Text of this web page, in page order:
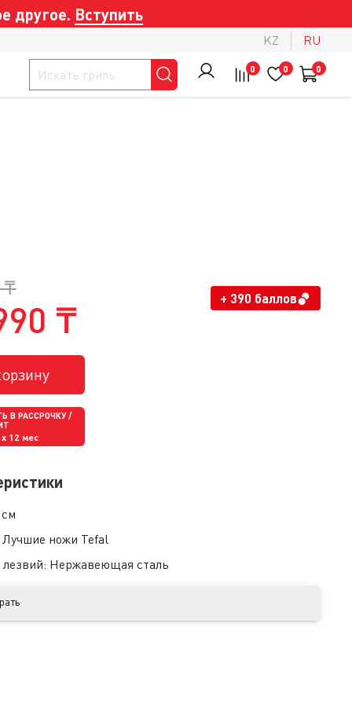
другое. Вступить
KZ RU
0 0 0
₸
₸ + 390 баллов
В РАССРОЧКУ /
x 12 мес
Лучшие ножи Tefal
Нержавеющая сталь